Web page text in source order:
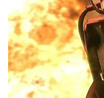
ఫ్యాక్టరీ సంయుక్తంగా ఈ
కూడిన వినోదాత్మక
వారి లక్ష్యం. సామాజిక
సినిమా ప్రేక్షకులను
వెల్లడించారు. చూడాలి
ప్రభావం చూపిస్తుందో.